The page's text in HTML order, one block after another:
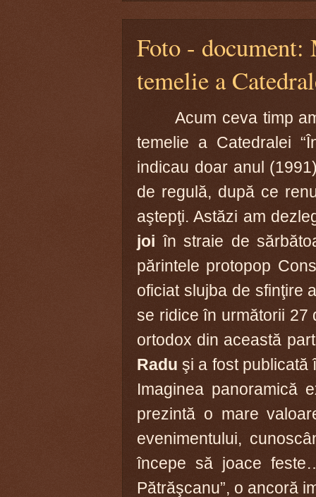
Foto -
temelie a
Acum ceva timp
temelie a Catedralei
indicau doar anul
de regulă, după ce
aştepţi. Astăzi am
joi în straie de
părintele protopop
oficiat slujba de sfinţire
se ridice în următorii 27
ortodox din această
Radu şi a fost publicată
Imaginea panoramică
prezintă o mare
evenimentului,
începe să joace
Pătrăşcanu”, o ancoră